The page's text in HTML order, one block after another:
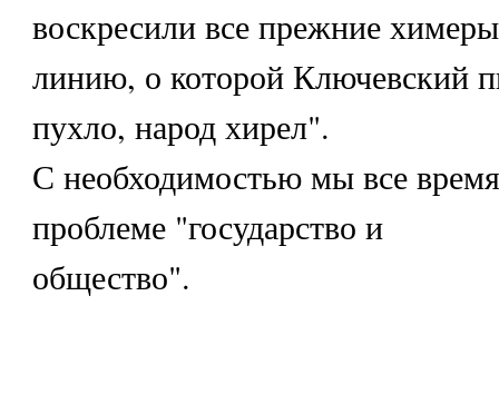
воскресили все прежние
линию, о которой Ключевский
пухло, народ хирел".
С необходимостью мы все
проблеме "государство и
общество".